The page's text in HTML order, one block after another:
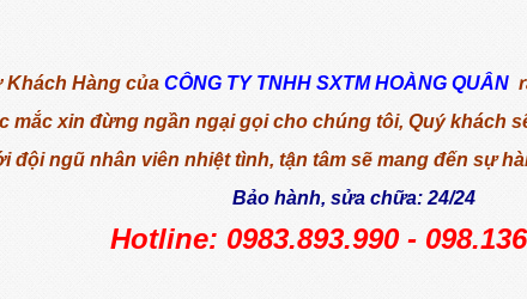
Khách Hàng của CÔNG TY TNHH SXTM HOÀNG QUÂN
mắc xin đừng ngần ngại gọi cho chúng tôi, Quý khách
đội ngũ nhân viên nhiệt tình, tận tâm sẽ mang đến sự
Bảo hành, sửa chữa: 24/24
Hotline: 0983.893.990 -